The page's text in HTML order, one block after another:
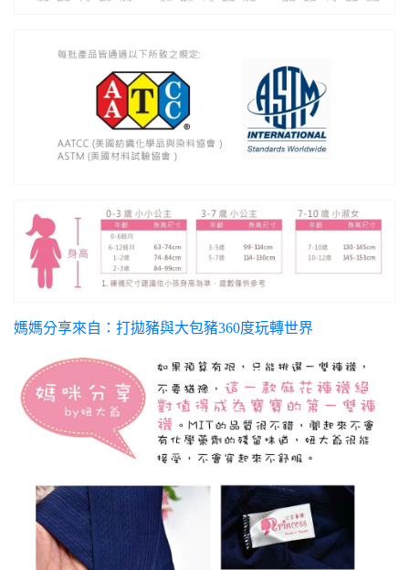
媽媽分享來自：打拋豬與大包豬360度玩轉世界